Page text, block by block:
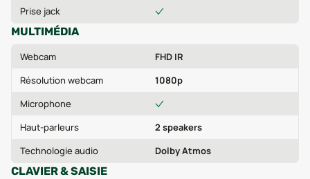
Prise jack
MULTIMÉDIA
Webcam
FHD IR
Résolution webcam
1080p
Microphone
Haut-parleurs
2 speakers
Technologie audio
Dolby Atmos
CLAVIER & SAISIE